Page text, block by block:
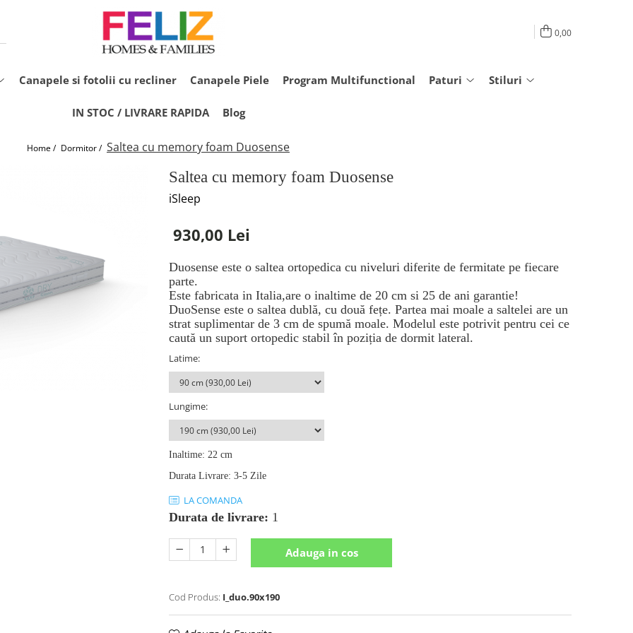
0,00
Canapele si fotolii cu recliner Canapele Piele Program Multifunctional Paturi Stiluri
IN STOC / LIVRARE RAPIDA Blog
Home / Dormitor / Saltea cu memory foam Duosense
Saltea cu memory foam Duosense
iSleep
930,00 Lei
Duosense este o saltea ortopedica cu niveluri diferite de fermitate pe fiecare
parte.
Este fabricata in Italia,are o inaltime de 20 cm si 25 de ani garantie!
DuoSense este o saltea dublă, cu două fețe. Partea mai moale a saltelei are un
strat suplimentar de 3 cm de spumă moale. Modelul este potrivit pentru cei ce
caută un suport ortopedic stabil în poziția de dormit lateral.
Latime:
Lungime:
Inaltime: 22 cm
Durata Livrare: 3-5 Zile
LA COMANDA
Durata de livrare: 1
Adauga in cos
Cod Produs: I_duo.90x190